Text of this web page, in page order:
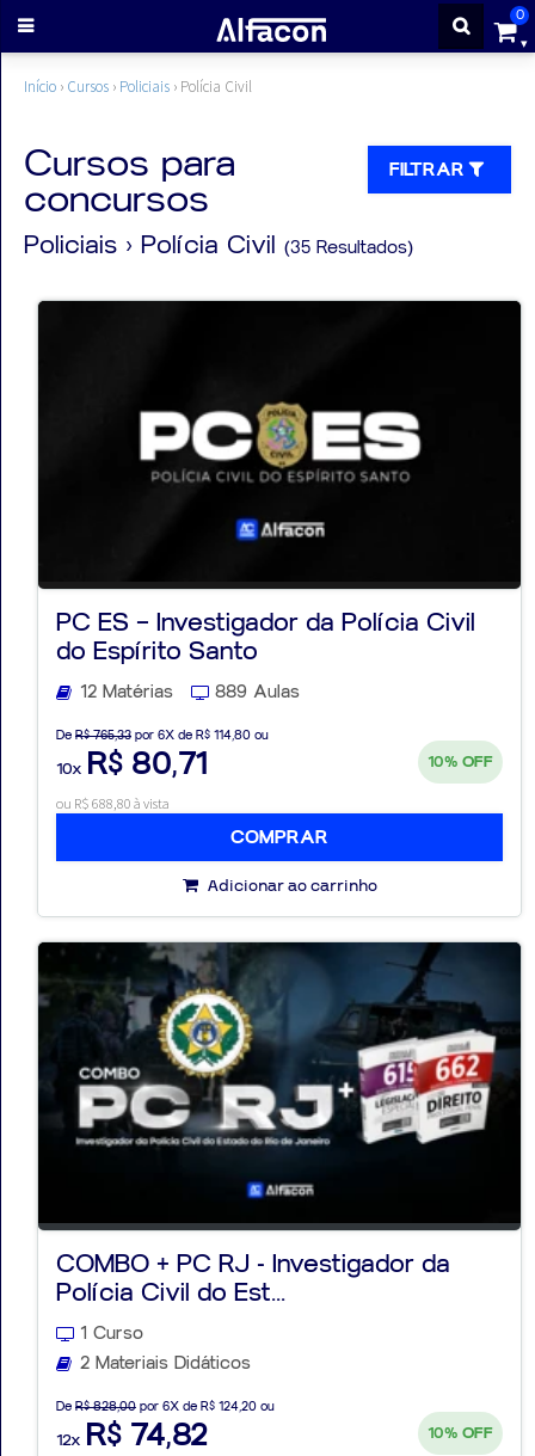
0
ENTRAR
CADASTRE-
SE
Aulas
VIVO
GRATUITAS!
Início › Cursos › Policiais › Polícia Civil
Cursos para
concursos
FILTRAR
Policiais › Polícia Civil (35 Resultados)
PC ES – Investigador da Polícia Civil
do Espírito Santo
12 Matérias 889 Aulas
De R$ 765,33 por 6X de R$ 114,80 ou
10x R$ 80,71 10% OFF
ou R$ 688,80 à vista
COMPRAR
Adicionar ao carrinho
COMBO + PC RJ - Investigador da
Polícia Civil do Est...
1 Curso
2 Materiais Didáticos
De R$ 828,00 por 6X de R$ 124,20 ou
12x R$ 74,82 10% OFF